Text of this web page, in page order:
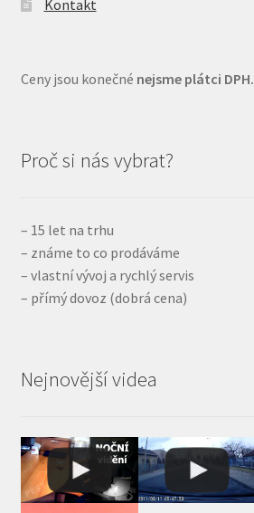
Kontakt
Ceny jsou konečné nejsme plátci DPH.
Proč si nás vybrat?
– 15 let na trhu
– známe to co prodáváme
– vlastní vývoj a rychlý servis
– přímý dovoz (dobrá cena)
Nejnovější videa